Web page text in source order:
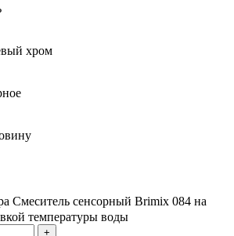
хром
Смеситель сенсорный Brimix 084 на
температуры воды